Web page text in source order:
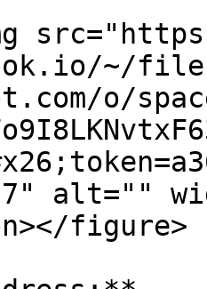
~/
o/
alt=""
figure>